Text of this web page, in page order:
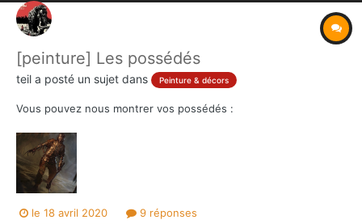
[peinture] Les possédés
teil a posté un sujet dans Peinture & décors
Vous pouvez nous montrer vos possédés :
le 18 avril 2020 9 réponses